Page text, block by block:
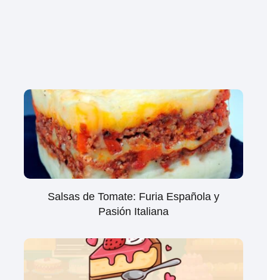
Salsas de Tomate: Furia Española y
Pasión Italiana